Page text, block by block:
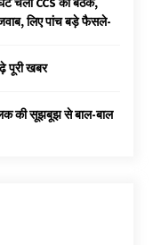
जवाब, लिए पांच बड़े फैसले-
पूरी खबर
की सूझबूझ से बाल-बाल